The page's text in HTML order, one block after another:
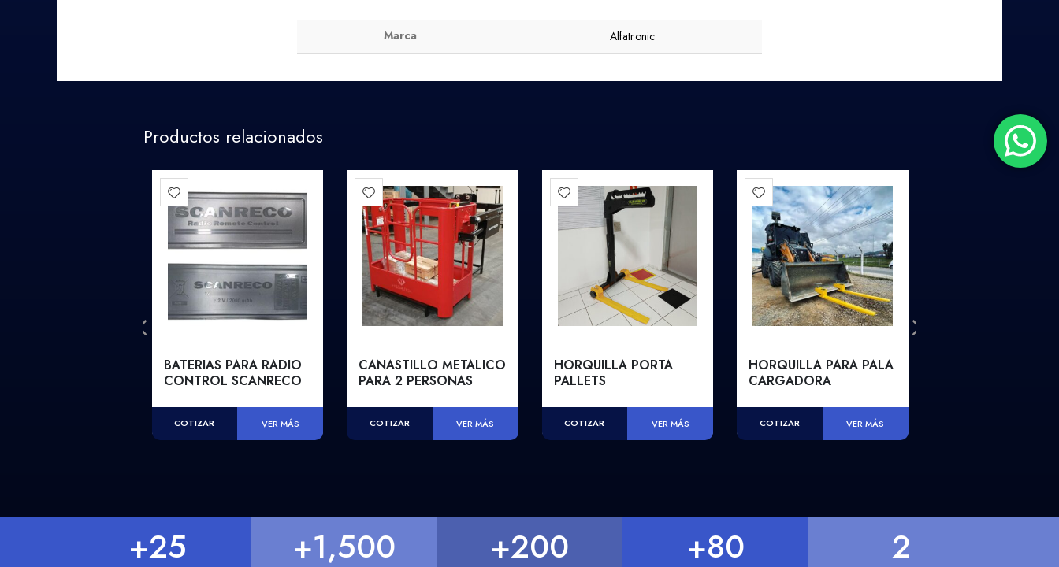
Marca Alfatronic
Productos relacionados
BATERIAS PARA RADIO
CONTROL SCANRECO
COTIZAR VER MÁS
CANASTILLO METÁLICO
PARA 2 PERSONAS
COTIZAR VER MÁS
HORQUILLA PORTA
PALLETS
COTIZAR VER MÁS
HORQUILLA PARA PALA
CARGADORA
COTIZAR VER MÁS
+25 +1,500 +200 +80 2